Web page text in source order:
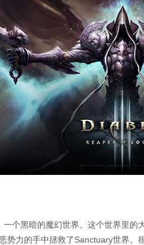
个黑暗的魔幻世界。这个世界里的
势力的手中拯救了Sanctuary世界